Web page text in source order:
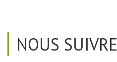
NOUS SUIVRE